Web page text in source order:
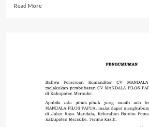
Read MoreRead
Oleh
Bidkum
Polda
Papua